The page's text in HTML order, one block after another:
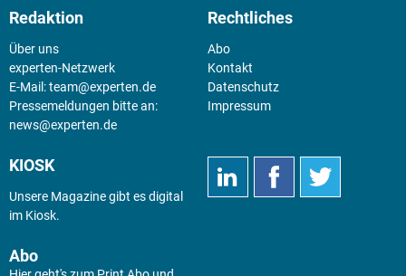
Redaktion
Über uns
experten-Netzwerk
E-Mail:team@experten.de
Pressemeldungen bitte an:
news@experten.de
Rechtliches
Abo
Kontakt
Datenschutz
Impressum
KIOSK
Unsere Magazine gibt es digital
im Kiosk.
Abo